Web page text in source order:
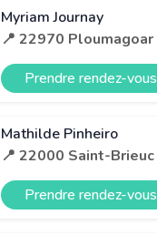
Myriam Journay
📍 22970 Ploumagoar
Prendre rendez-vous
Mathilde Pinheiro
📍 22000 Saint-Brieuc
Prendre rendez-vous